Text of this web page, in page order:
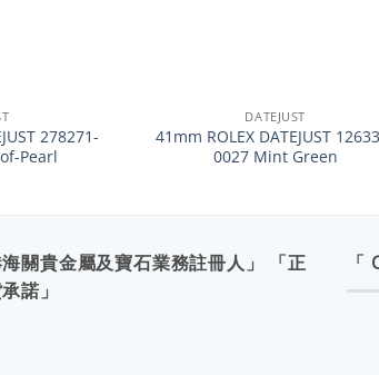
278271-
Pearl
DATEJUST
41mm ROLEX DATEJUST
0027 Mint Green
海關貴金屬及寶石業務註冊人」 「正
諾」
「